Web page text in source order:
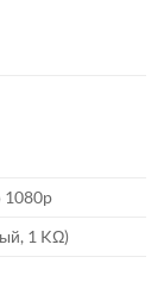
1080p
1 KΩ)